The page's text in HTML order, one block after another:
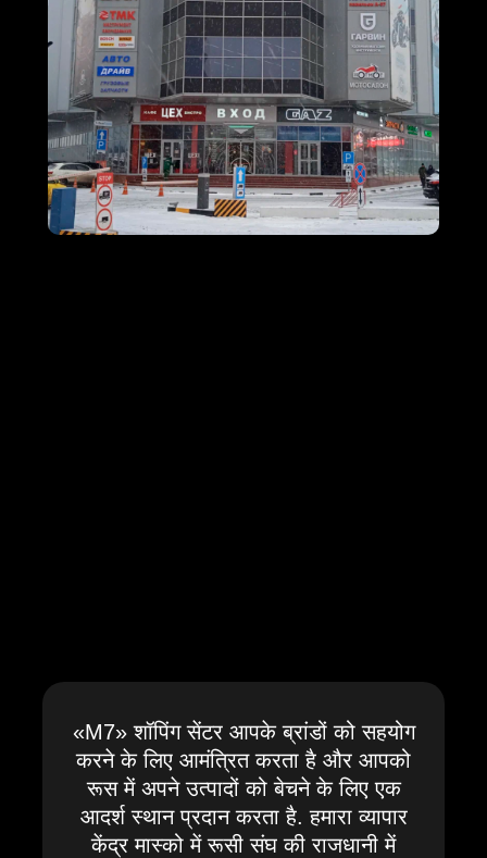
«М7» शॉपिंग सेंटर आपके ब्रांडों को सहयोग
करने के लिए आमंत्रित करता है और आपको
रूस में अपने उत्पादों को बेचने के लिए एक
आदर्श स्थान प्रदान करता है. हमारा व्यापार
केंद्र मास्को में रूसी संघ की राजधानी में